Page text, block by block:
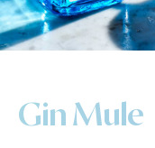
GinMule